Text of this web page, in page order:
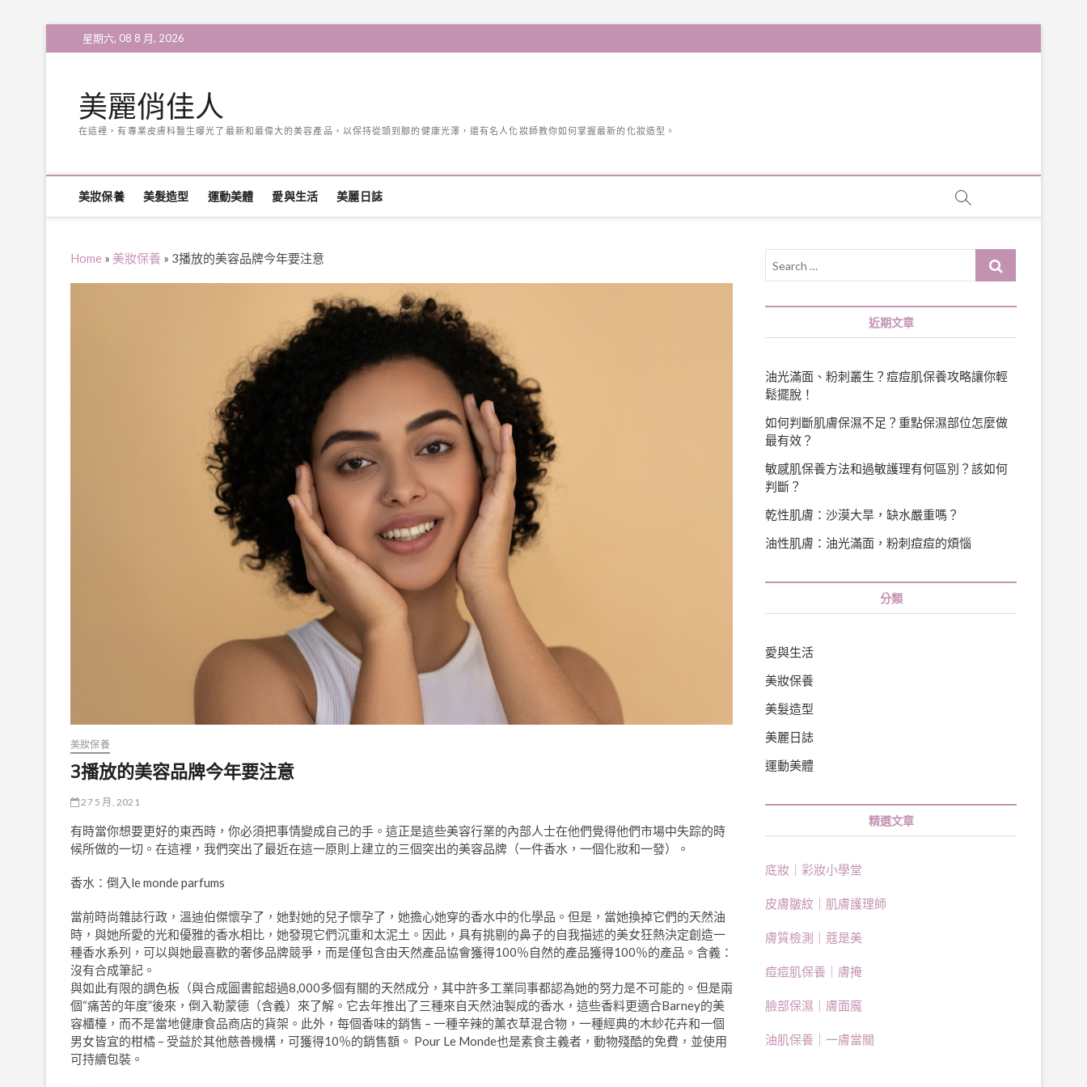
to
星期六, 08 8 月, 2026
美麗俏佳人
在這裡，有專業皮膚科醫生曝光了最新和最偉大的美容產品，以保持從頭到腳的健康光澤，還有名人化妝師教你如何掌握最新的化妝造型。
美妝保養 美髮造型 運動美體 愛與生活 美麗日誌
Home » 美妝保養 » 3播放的美容品牌今年要注意
美妝保養
3播放的美容品牌今年要注意
27 5 月, 2021
有時當你想要更好的東西時，你必須把事情變成自己的手。這正是這些美容行業的內部人士在他們覺得他們市場中失踪的時
候所做的一切。在這裡，我們突出了最近在這一原則上建立的三個突出的美容品牌（一件香水，一個化妝和一發）。
香水：倒入le monde parfums
當前時尚雜誌行政，溫迪伯傑懷孕了，她對她的兒子懷孕了，她擔心她穿的香水中的化學品。但是，當她換掉它們的天然油
時，與她所愛的光和優雅的香水相比，她發現它們沉重和太泥土。因此，具有挑剔的鼻子的自我描述的美女狂熱決定創造一
種香水系列，可以與她最喜歡的奢侈品牌競爭，而是僅包含由天然產品協會獲得100％自然的產品獲得100％的產品。含義：
沒有合成筆記。
與如此有限的調色板（與合成圖書館超過8,000多個有關的天然成分，其中許多工業同事都認為她的努力是不可能的。但是兩
個“痛苦的年度”後來，倒入勒蒙德（含義）來了解。它去年推出了三種來自天然油製成的香水，這些香料更適合Barney的美
容櫃檯，而不是當地健康食品商店的貨架。此外，每個香味的銷售 – 一種辛辣的薰衣草混合物，一種經典的木紗花卉和一個
男女皆宜的柑橘 – 受益於其他慈善機構，可獲得10％的銷售額。 Pour Le Monde也是素食主義者，動物殘酷的免費，並使用
可持續包裝。
Search
近期文章
油光滿面、粉刺叢生？痘痘肌保養攻略讓你輕
鬆擺脫！
如何判斷肌膚保濕不足？重點保濕部位怎麼做
最有效？
敏感肌保養方法和過敏護理有何區別？該如何
判斷？
乾性肌膚：沙漠大旱，缺水嚴重嗎？
油性肌膚：油光滿面，粉刺痘痘的煩惱
分類
愛與生活
美妝保養
美髮造型
美麗日誌
運動美體
精選文章
底妝｜彩妝小學堂
皮膚皺紋｜肌膚護理師
膚質檢測｜蔻是美
痘痘肌保養｜膚掩
臉部保濕｜膚面魔
油肌保養｜一膚當關